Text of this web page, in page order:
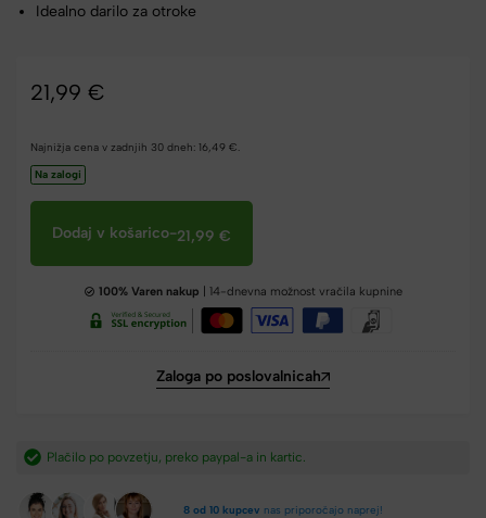
Idealno darilo za otroke
21,99 €
Najnižja cena v zadnjih 30 dneh: 16,49 €
Na zalogi
Dodaj v košarico-21,99 €
100% Varen nakup | 14-dnevna možnost vračila kupnine
Zaloga po poslovalnicah
Hitra dostava iz Slovenije v 2-4 dneh.​
8 od 10 kupcev nas priporočajo naprej!